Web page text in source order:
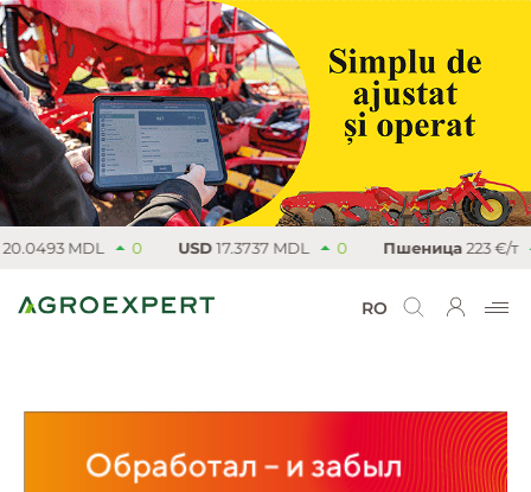
MDL 0 USD17.3737 MDL 0 Пшеница223 €/т
RO